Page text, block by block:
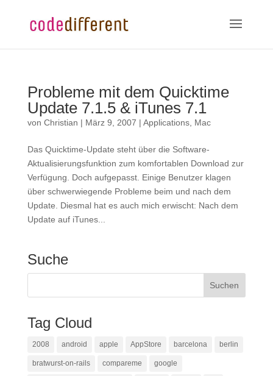
Probleme mit dem Quicktime
Update 7.1.5 & iTunes 7.1
von Christian | März 9, 2007 | Applications, Mac
Das Quicktime-Update steht über die Software-
Aktualisierungsfunktion zum komfortablen Download zur
Verfügung. Doch aufgepasst. Einige Benutzer klagen
über schwerwiegende Probleme beim und nach dem
Update. Diesmal hat es auch mich erwischt: Nach dem
Update auf iTunes...
Suche
Tag Cloud
2008 android apple AppStore barcelona berlin
bratwurst-on-rails compareme google